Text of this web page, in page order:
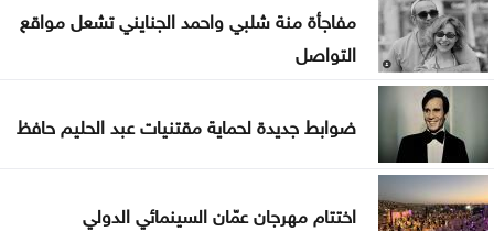
مفاجأة منة شلبي واحمد الجنايني تشعل مواقع
التواصل
ضوابط جديدة لحماية مقتنيات عبد الحليم حافظ
اختتام مهرجان عمّان السينمائي الدولي